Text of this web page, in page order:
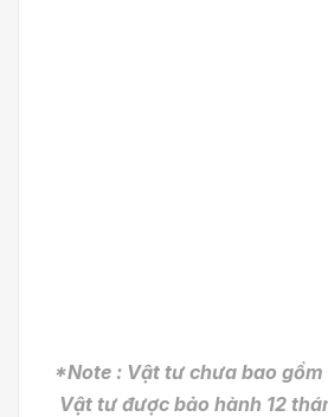
*Note : Vật tư chưa bao gồm
Vật tư được bảo hành 12